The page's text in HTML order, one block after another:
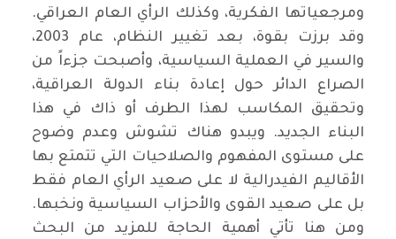
ومرجعياتها الفكرية، وكذلك الرأي العام العراقي.
وقد برزت بقوة، بعد تغيير النظام، عام 2003،
والسير في العملية السياسية، وأصبحت جزءاً من
الصراع الدائر حول إعادة بناء الدولة العراقية،
وتحقيق المكاسب لهذا الطرف أو ذاك في هذا
البناء الجديد. ويبدو هناك تشوش وعدم وضوح
على مستوى المفهوم والصلاحيات التي تتمتع بها
الأقاليم الفيدرالية لا على صعيد الرأي العام فقط
بل على صعيد القوى والأحزاب السياسية ونخبها.
ومن هنا تأتي أهمية الحاجة للمزيد من البحث